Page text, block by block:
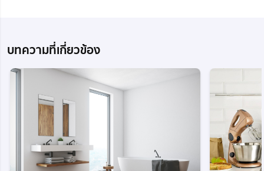
บทความที่เกี่ยวข้อง